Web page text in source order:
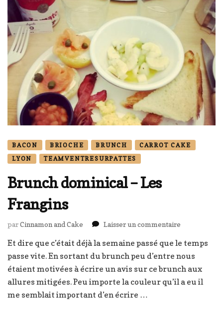
BACON BRIOCHE BRUNCH
CARROT CAKE
LYON
TEAMVENTRESURPATTES
Brunch dominical – Les
Frangins
parCinnamon and Cake Laisser un commentaire
dominical
–
Les
Et dire que c’était déjà la semaine passé que le temps
passe vite. En sortant du brunch peu d’entre nous
étaient motivées à écrire un avis sur ce brunch aux
allures mitigées. Peu importe la couleur qu’il a eu il
me semblait important d’en écrire …